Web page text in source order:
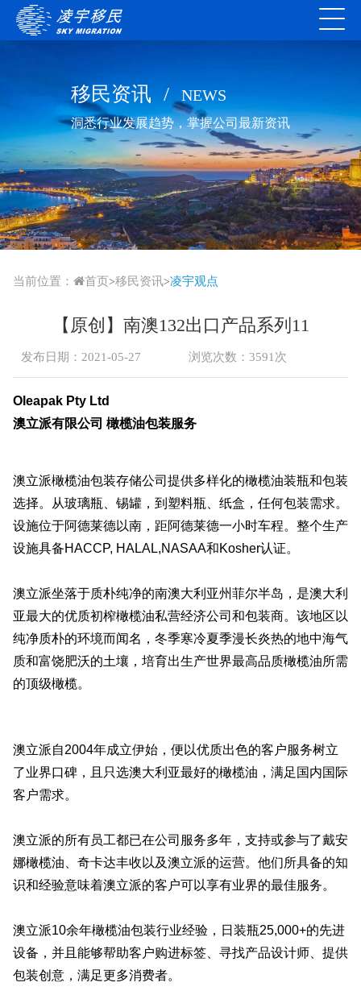
移民资讯 / NEWS
洞悉行业发展趋势，掌握公司最新资讯
当前位置： 首页>移民资讯>凌宇观点
【原创】南澳132出口产品系列11
发布日期：2021-05-27 浏览次数：3591次
Oleapak Pty Ltd
澳立派有限公司 橄榄油包装服务
澳立派橄榄油包装存储公司提供多样化的橄榄油装瓶和包装
选择。从玻璃瓶、锡罐，到塑料瓶、纸盒，任何包装需求。
设施位于阿德莱德以南，距阿德莱德一小时车程。整个生产
设施具备HACCP, HALAL,NASAA和Kosher认证。
澳立派坐落于质朴纯净的南澳大利亚州菲尔半岛，是澳大利
亚最大的优质初榨橄榄油私营经济公司和包装商。该地区以
纯净质朴的环境而闻名，冬季寒冷夏季漫长炎热的地中海气
质和富饶肥沃的土壤，培育出生产世界最高品质橄榄油所需
的顶级橄榄。
澳立派自2004年成立伊始，便以优质出色的客户服务树立
了业界口碑，且只选澳大利亚最好的橄榄油，满足国内国际
客户需求。
澳立派的所有员工都已在公司服务多年，支持或参与了戴安
娜橄榄油、奇卡达丰收以及澳立派的运营。他们所具备的知
识和经验意味着澳立派的客户可以享有业界的最佳服务。
澳立派10余年橄榄油包装行业经验，日装瓶25,000+的先进
设备，并且能够帮助客户购进标签、寻找产品设计师、提供
包装创意，满足更多消费者。